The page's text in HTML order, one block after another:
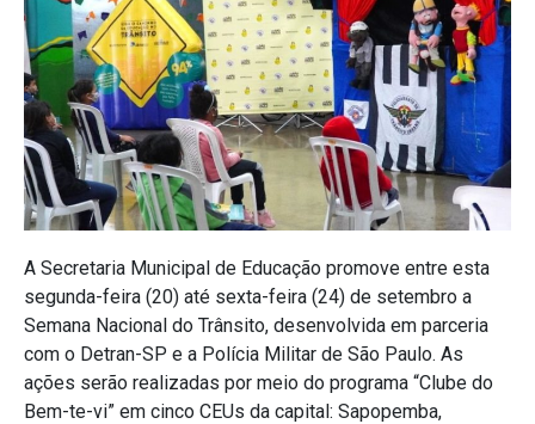
A Secretaria Municipal de Educação promove entre esta
segunda-feira (20) até sexta-feira (24) de setembro a
Semana Nacional do Trânsito, desenvolvida em parceria
com o Detran-SP e a Polícia Militar de São Paulo. As
ações serão realizadas por meio do programa “Clube do
Bem-te-vi” em cinco CEUs da capital: Sapopemba,